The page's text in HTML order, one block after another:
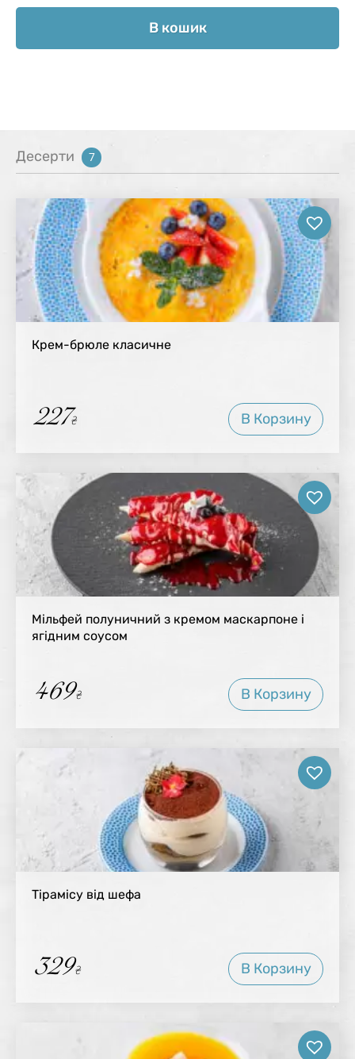
В кошик
Десерти 7
Крем-брюле класичне
227₴ В Корзину
Мільфей полуничний з кремом маскарпоне і
ягідним соусом
469₴ В Корзину
Тірамісу від шефа
329₴ В Корзину